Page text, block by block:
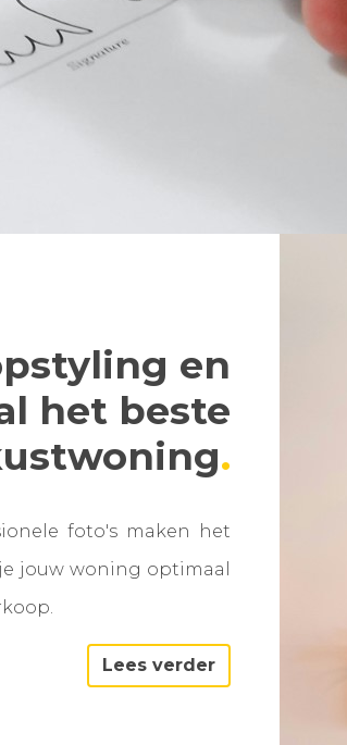
en
het beste
foto's maken het
jouw woning optimaal
Lees verder